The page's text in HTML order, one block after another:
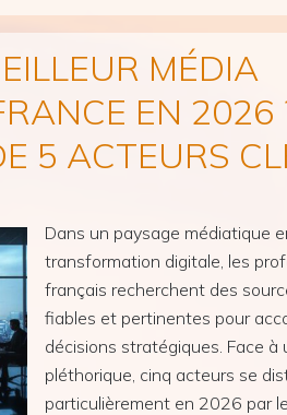
MÉDIA
EN 2026
5 ACTEURS
Dans un paysage médiatique
transformation digitale, les
français recherchent des
fiables et pertinentes pour
décisions stratégiques. Face à
pléthorique, cinq acteurs se
particulièrement en 2026 par